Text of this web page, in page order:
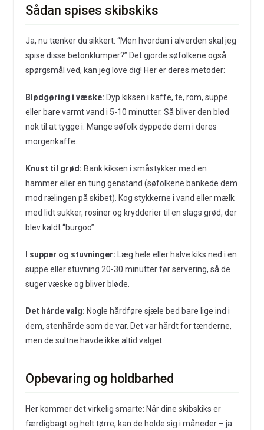
Sådan spises skibskiks
Ja, nu tænker du sikkert: “Men hvordan i alverden skal jeg
spise disse betonklumper?” Det gjorde søfolkene også
spørgsmål ved, kan jeg love dig! Her er deres metoder:
Blødgøring i væske: Dyp kiksen i kaffe, te, rom, suppe
eller bare varmt vand i 5-10 minutter. Så bliver den blød
nok til at tygge i. Mange søfolk dyppede dem i deres
morgenkaffe.
Knust til grød: Bank kiksen i småstykker med en
hammer eller en tung genstand (søfolkene bankede dem
mod rælingen på skibet). Kog stykkerne i vand eller mælk
med lidt sukker, rosiner og krydderier til en slags grød, der
blev kaldt “burgoo”.
I supper og stuvninger: Læg hele eller halve kiks ned i en
suppe eller stuvning 20-30 minutter før servering, så de
suger væske og bliver bløde.
Det hårde valg: Nogle hårdføre sjæle bed bare lige ind i
dem, stenhårde som de var. Det var hårdt for tænderne,
men de sultne havde ikke altid valget.
Opbevaring og holdbarhed
Her kommer det virkelig smarte: Når dine skibskiks er
færdigbagt og helt tørre, kan de holde sig i måneder – ja